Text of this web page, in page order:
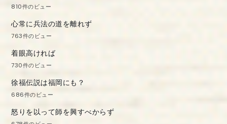
810件のビュー
心常に兵法の道を離れず
763件のビュー
着眼高ければ
730件のビュー
徐福伝説は福岡にも？
686件のビュー
怒りを以って師を興すべからず